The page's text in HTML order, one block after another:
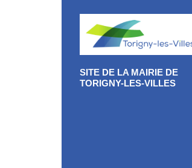
SITE DE LA MAIRIE DE
TORIGNY-LES-VILLES